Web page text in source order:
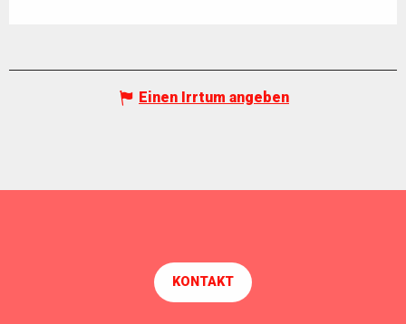
Einen Irrtum angeben
KONTAKT